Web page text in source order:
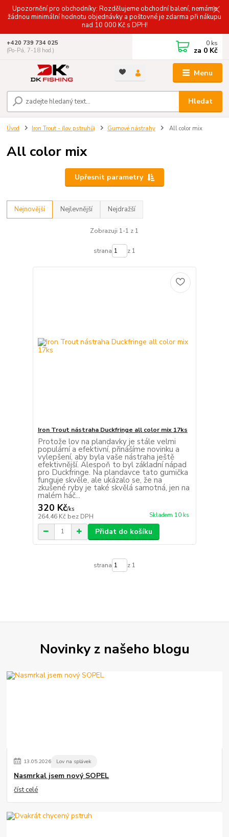
Upozornění pro obchodníky: Rozdělujeme obchodní balení, nemáme
žádnou minimální hodnotu objednávky a poštovné je zdarma při nákupu
nad 10 000 Kč s DPH!
Menu
Hledat
+420 739 734 025
(Po-Pá, 7-18 hod.)
0 ks
za 0 Kč
Úvod Iron Trout - (lov pstruhů) Gumové nástrahy All color mix
All color mix
Upřesnit parametry
Nejnovější Nejlevnější Nejdražší
Zobrazuji 1-1 z 1
strana z 1
Iron Trout nástraha Duckfringe all color mix 17ks
Protože lov na plandavky je stále velmi
populární a efektivní, přinášíme novinku a
vylepšení, aby byla vaše nástraha ještě
efektivnější. Alespoň to byl základní nápad
pro Duckfringe. Na plandavce tato gumička
funguje skvěle, ale ukázalo se, že na
zkušené ryby je také skvělá samotná, jen na
malém háč...
320 Kč/ks
264,46 Kč bez DPH Skladem 10 ks
Přidat do košíku
strana z 1
Novinky z našeho blogu
13.05.2026 Lov na splávek
Nasmrkal jsem nový SOPEL
číst celé